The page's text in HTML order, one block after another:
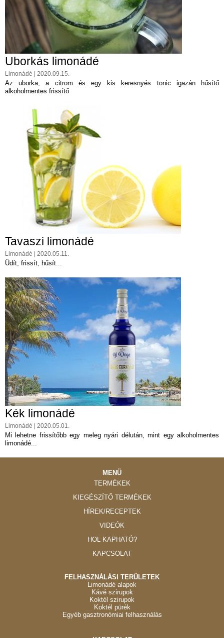
Uborkás limonádé
Limonádé | 2020.09.15.
Az uborka, a citrom és egy kis keresnyés tonic igazán hűsítő
alkoholmentes frissítő
Tavaszi limonádé
Limonádé | 2020.05.11.
Üdít, frissít, hűsít...
Kék limonádé
Limonádé | 2020.05.01.
Mi lehetne frissítőbb egy meleg nyári délután, mint egy alkoholmentes
limonádé...
MENÜ
TERMÉKEK
KIEGÉSZÍTŐ TERMÉKEK
HÍREK/RECEPTEK
VIDEÓK
HOL KAPHATÓ?
KAPCSOLAT
FELHASZNÁLÁSI TERÜLETEK
Limonádé alapok
Kávé szirupok
Koktél szirupok
Koktél pürék
Egyéb gasztronómiai felhasználás